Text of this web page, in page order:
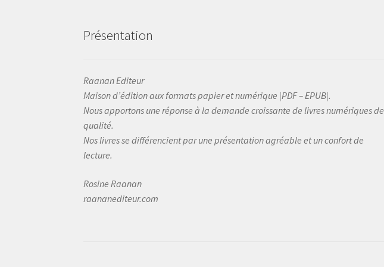
Présentation
Raanan Editeur
Maison d’édition aux formats papier et numérique |PDF – EPUB|.
Nous apportons une réponse à la demande croissante de livres numériques de
qualité.
Nos livres se différencient par une présentation agréable et un confort de
lecture.
Rosine Raanan
raananediteur.com